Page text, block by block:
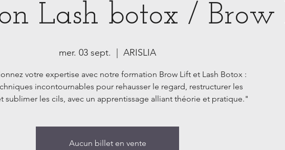
Lash botox /
mer. 03 sept. ARISLIA
votre expertise avec notre formation Brow Lift et Lash Botox :
incontournables pour rehausser le regard, restructurer les
sublimer les cils, avec un apprentissage alliant théorie et pratique."
Aucun billet en vente